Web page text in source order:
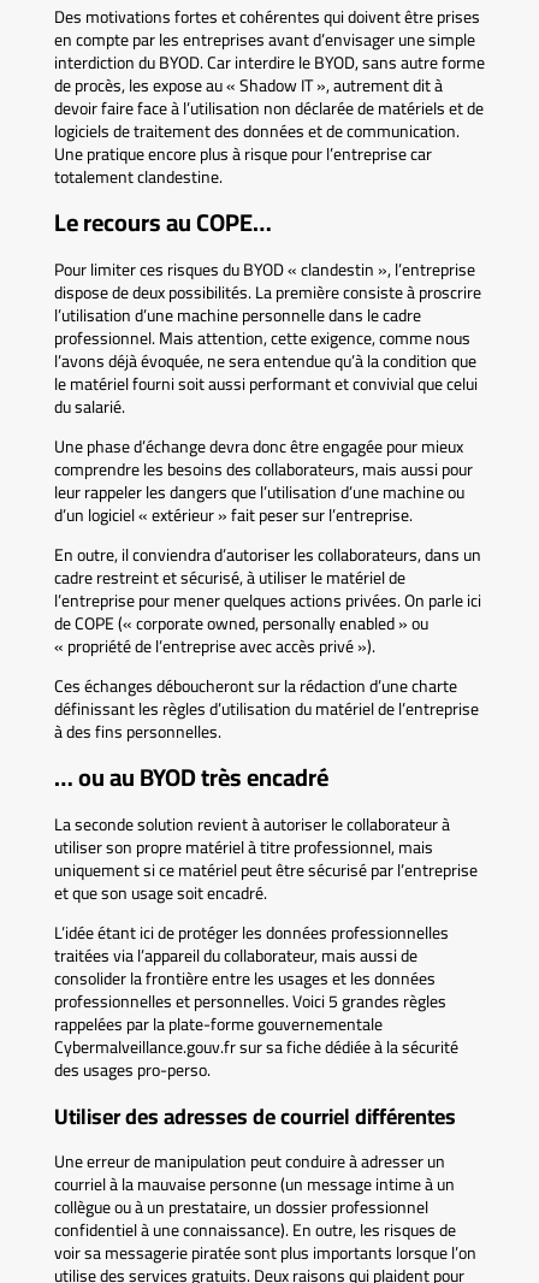
Des motivations fortes et cohérentes qui doivent être prises
en compte par les entreprises avant d’envisager une simple
interdiction du BYOD. Car interdire le BYOD, sans autre forme
de procès, les expose au « Shadow IT », autrement dit à
devoir faire face à l’utilisation non déclarée de matériels et de
logiciels de traitement des données et de communication.
Une pratique encore plus à risque pour l’entreprise car
totalement clandestine.
Le recours au COPE…
Pour limiter ces risques du BYOD « clandestin », l’entreprise
dispose de deux possibilités. La première consiste à proscrire
l’utilisation d’une machine personnelle dans le cadre
professionnel. Mais attention, cette exigence, comme nous
l’avons déjà évoquée, ne sera entendue qu’à la condition que
le matériel fourni soit aussi performant et convivial que celui
du salarié.
Une phase d’échange devra donc être engagée pour mieux
comprendre les besoins des collaborateurs, mais aussi pour
leur rappeler les dangers que l’utilisation d’une machine ou
d’un logiciel « extérieur » fait peser sur l’entreprise.
En outre, il conviendra d’autoriser les collaborateurs, dans un
cadre restreint et sécurisé, à utiliser le matériel de
l’entreprise pour mener quelques actions privées. On parle ici
de COPE (« corporate owned, personally enabled » ou
« propriété de l’entreprise avec accès privé »).
Ces échanges déboucheront sur la rédaction d’une charte
définissant les règles d’utilisation du matériel de l’entreprise
à des fins personnelles.
… ou au BYOD très encadré
La seconde solution revient à autoriser le collaborateur à
utiliser son propre matériel à titre professionnel, mais
uniquement si ce matériel peut être sécurisé par l’entreprise
et que son usage soit encadré.
L’idée étant ici de protéger les données professionnelles
traitées via l’appareil du collaborateur, mais aussi de
consolider la frontière entre les usages et les données
professionnelles et personnelles. Voici 5 grandes règles
rappelées par la plate-forme gouvernementale
Cybermalveillance.gouv.fr sur sa fiche dédiée à la sécurité
des usages pro-perso.
Utiliser des adresses de courriel différentes
Une erreur de manipulation peut conduire à adresser un
courriel à la mauvaise personne (un message intime à un
collègue ou à un prestataire, un dossier professionnel
confidentiel à une connaissance). En outre, les risques de
voir sa messagerie piratée sont plus importants lorsque l’on
utilise des services gratuits. Deux raisons qui plaident pour